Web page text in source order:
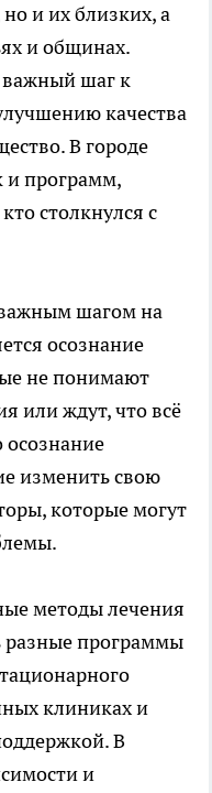
и их близких, а
и общинах.
шаг к
качества
В городе
и программ,
столкнулся с
шагом на
осознание
не понимают
или ждут, что всё
осознание
изменить свою
которые могут
методы лечения
программы
клиниках и
В
и